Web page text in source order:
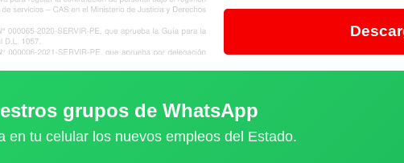
grupos de WhatsApp
en tu celular los nuevos empleos del Estado.